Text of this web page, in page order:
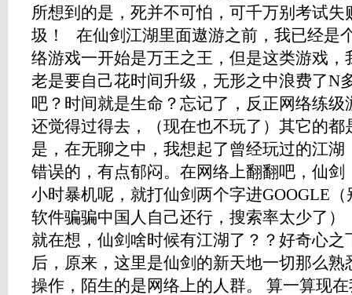
所想到的是，死并不可怕，可千万别考试
圾！ 在仙剑江湖里面遨游之前，我已经是
络游戏一开始是万王之王，但是这类游戏
老是要自己花时间升级，无形之中浪费了N
吧？时间就是生命？忘记了，反正网络练
还觉得过得去，（现在也不玩了）其它的
是，在无聊之中，我想起了曾经玩过的江
错误的，有点郁闷。在网络上翻翻吧，仙剑
小时暴机呢，就打仙剑两个字进GOOGLE
软件骗骗中国人自己还行，搜索率太少了
就在想，仙剑啥时候有江湖了？？好奇心
后，原来，这里是仙剑的新天地一切那么
操作，陌生的是网络上的人群。 算一算现